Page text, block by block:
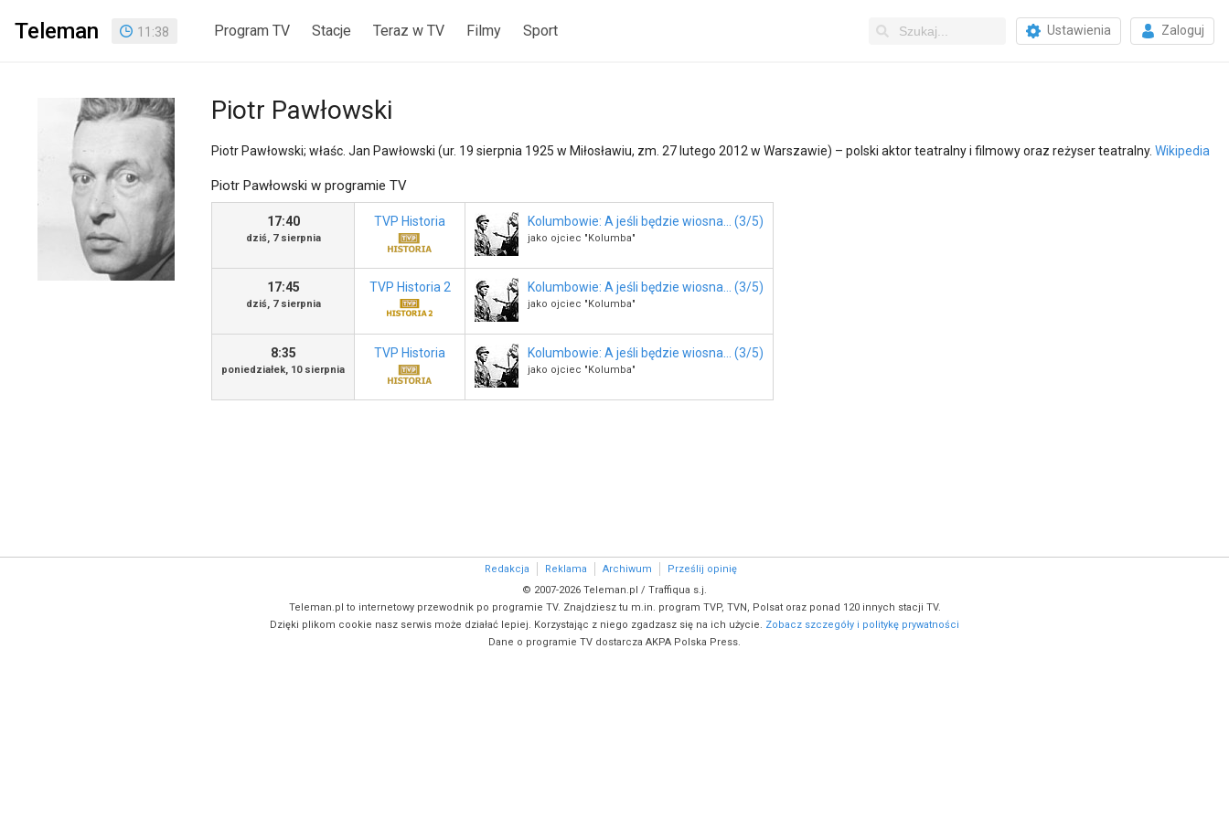
Teleman 11 :38 Program TV Stacje Teraz w TV Filmy Sport Ustawienia Zaloguj
Piotr Pawłowski
Piotr Pawłowski; właśc. Jan Pawłowski (ur. 19 sierpnia 1925 w Miłosławiu, zm. 27 lutego 2012 w Warszawie) – polski aktor teatralny i filmowy oraz reżyser teatralny. Wikipedia
Piotr Pawłowski w programie TV
17:40
dziś, 7 sierpnia
TVP Historia Kolumbowie: A jeśli będzie wiosna... (3/5)
jako ojciec "Kolumba"
17:45
dziś, 7 sierpnia
TVP Historia 2 Kolumbowie: A jeśli będzie wiosna... (3/5)
jako ojciec "Kolumba"
8:35
poniedziałek, 10 sierpnia
TVP Historia Kolumbowie: A jeśli będzie wiosna... (3/5)
jako ojciec "Kolumba"
Redakcja Reklama Archiwum
Prześlij opinię
© 2007-2026 Teleman.pl / Traffiqua s.j.
Teleman.pl to internetowy przewodnik po programie TV. Znajdziesz tu m.in. program TVP, TVN, Polsat oraz ponad 120 innych stacji TV.
Dzięki plikom cookie nasz serwis może działać lepiej. Korzystając z niego zgadzasz się na ich użycie. Zobacz szczegóły i politykę prywatności
Dane o programie TV dostarcza AKPA Polska Press.